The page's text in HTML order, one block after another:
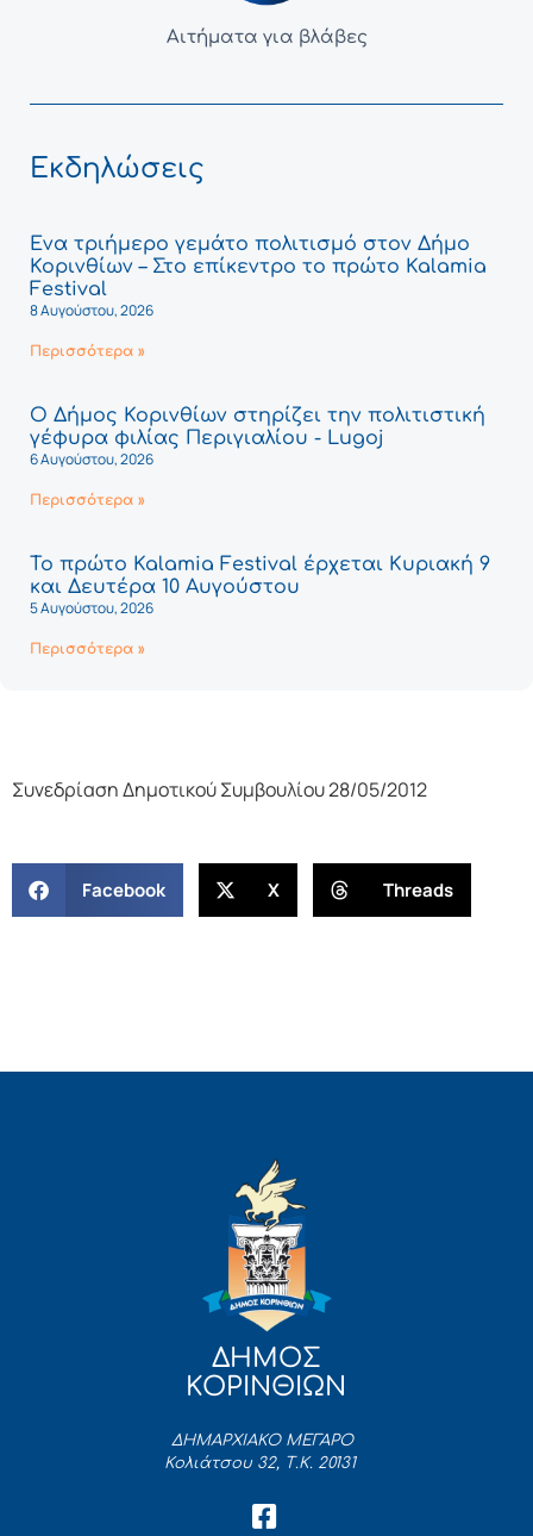
Αιτήματα για βλάβες
Εκδηλώσεις
Ένα τριήμερο γεμάτο πολιτισμό στον Δήμο
Κορινθίων – Στο επίκεντρο το πρώτο Kalamia
Festival
8 Αυγούστου, 2026
Περισσότερα »
Ο Δήμος Κορινθίων στηρίζει την πολιτιστική
γέφυρα φιλίας Περιγιαλίου - Lugoj
6 Αυγούστου, 2026
Περισσότερα »
Το πρώτο Kalamia Festival έρχεται Κυριακή 9
και Δευτέρα 10 Αυγούστου
5 Αυγούστου, 2026
Περισσότερα »
Συνεδρίαση Δημοτικού Συμβουλίου 28/05/2012
Facebook X Threads
ΔΗΜΟΣ
ΚΟΡΙΝΘΙΩΝ
ΔΗΜΑΡΧΙΑΚΟ ΜΕΓΑΡΟ
Κολιάτσου 32, Τ.Κ. 20131